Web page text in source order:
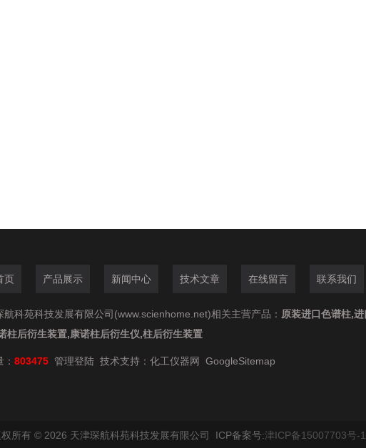
页 产品展示 新闻中心 技术文章 在线留言 联系我们
航科苑科技发展有限公司(www.scienhome.net)相关主营产品： 原装进口色谱柱,
柱后衍生装置,康诺柱后衍生仪,柱后衍生装置
803475 管理登陆 技术支持： 化工仪器网 GoogleSitemap
权所有 © 2026 天津琛航科苑科技发展有限公司 ICP备案号:津ICP备15007703号-1